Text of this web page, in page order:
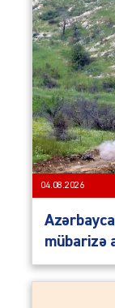
04.08.2026
mübarizə